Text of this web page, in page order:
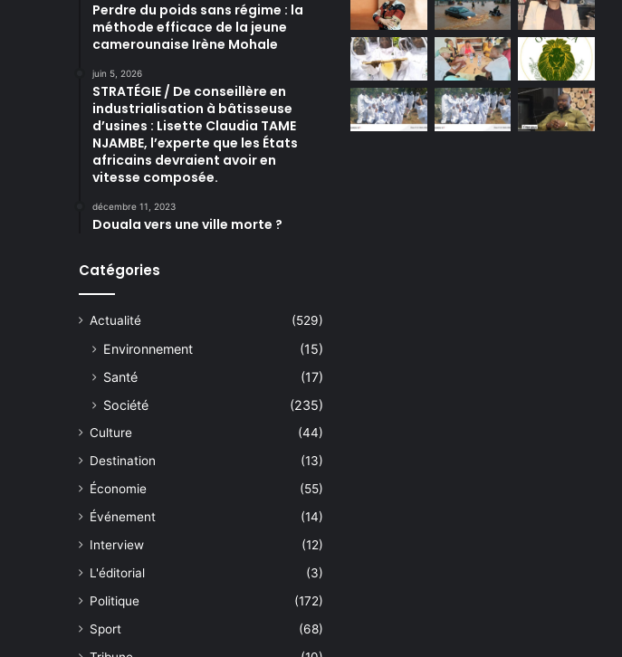
Perdre du poids sans régime : la
méthode efficace de la jeune
camerounaise Irène Mohale
juin 5, 2026
STRATÉGIE / De conseillère en
industrialisation à bâtisseuse
d’usines : Lisette Claudia TAME
NJAMBE, l’experte que les États
africains devraient avoir en
vitesse composée.
décembre 11, 2023
Douala vers une ville morte ?
Catégories
Actualité (529)
Environnement
(15)
Santé
(17)
Société
(235)
Culture
(44)
Destination
(13)
Économie
(55)
Événement
(14)
Interview
(12)
L'éditorial
(3)
Politique
(172)
Sport
(68)